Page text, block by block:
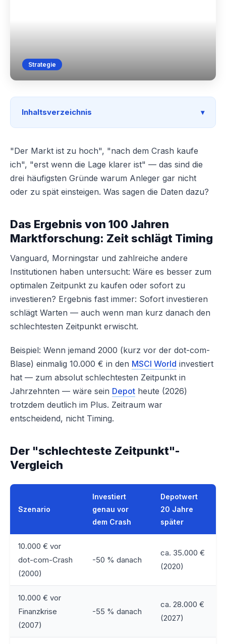
Strategie
Inhaltsverzeichnis
"Der Markt ist zu hoch", "nach dem Crash kaufe
ich", "erst wenn die Lage klarer ist" — das sind die
drei häufigsten Gründe warum Anleger gar nicht
oder zu spät einsteigen. Was sagen die Daten dazu?
Das Ergebnis von 100 Jahren
Marktforschung: Zeit schlägt Timing
Vanguard, Morningstar und zahlreiche andere
Institutionen haben untersucht: Wäre es besser zum
optimalen Zeitpunkt zu kaufen oder sofort zu
investieren? Ergebnis fast immer: Sofort investieren
schlägt Warten — auch wenn man kurz danach den
schlechtesten Zeitpunkt erwischt.
Beispiel: Wenn jemand 2000 (kurz vor der dot-com-
Blase) einmalig 10.000 € in den MSCI World investiert
hat — zum absolut schlechtesten Zeitpunkt in
Jahrzehnten — wäre sein Depot heute (2026)
trotzdem deutlich im Plus. Zeitraum war
entscheidend, nicht Timing.
Der "schlechteste Zeitpunkt"-
Vergleich
Szenario
Investiert
genau vor
dem Crash
Depotwert
20 Jahre
später
10.000 € vor
dot-com-Crash
(2000)
-50 % danach
ca. 35.000 €
(2020)
10.000 € vor
Finanzkrise
(2007)
-55 % danach
ca. 28.000 €
(2027)